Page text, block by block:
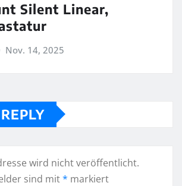
Silent Linear,
Nov. 14, 2025
wird nicht veröffentlicht.
sind mit* markiert